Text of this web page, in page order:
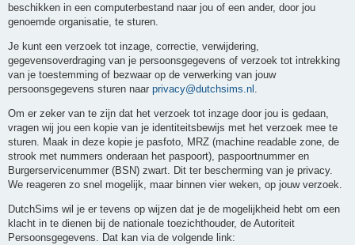
beschikken in een computerbestand naar jou of een ander, door jou
genoemde organisatie, te sturen.
Je kunt een verzoek tot inzage, correctie, verwijdering,
gegevensoverdraging van je persoonsgegevens of verzoek tot intrekking
van je toestemming of bezwaar op de verwerking van jouw
persoonsgegevens sturen naar privacy@dutchsims.nl .
Om er zeker van te zijn dat het verzoek tot inzage door jou is gedaan,
vragen wij jou een kopie van je identiteitsbewijs met het verzoek mee te
sturen. Maak in deze kopie je pasfoto, MRZ (machine readable zone, de
strook met nummers onderaan het paspoort), paspoortnummer en
Burgerservicenummer (BSN) zwart. Dit ter bescherming van je privacy.
We reageren zo snel mogelijk, maar binnen vier weken, op jouw verzoek.
DutchSims wil je er tevens op wijzen dat je de mogelijkheid hebt om een
klacht in te dienen bij de nationale toezichthouder, de Autoriteit
Persoonsgegevens. Dat kan via de volgende link: